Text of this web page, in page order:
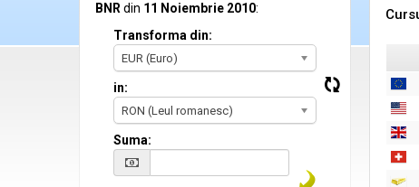
BNR din 11 Noiembrie 2010:
Transforma din:
EUR (Euro)
in:
RON (Leul romanesc)
Suma: